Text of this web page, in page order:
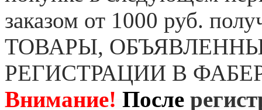
заказом от 1000 руб.
ТОВАРЫ,
РЕГИСТРАЦИИ В
Внимание! После